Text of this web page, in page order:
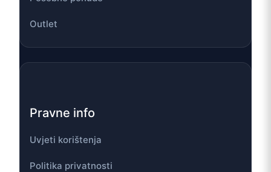
Outlet
Pravne info
Uvjeti korištenja
Politika privatnosti